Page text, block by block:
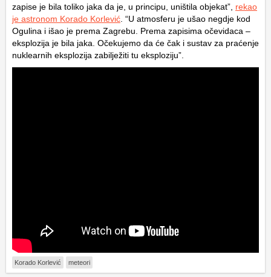
zapise je bila toliko jaka da je, u principu, uništila objekat”, rekao
je astronom Korado Korlević . “U atmosferu je ušao negdje kod
Ogulina i išao je prema Zagrebu. Prema zapisima očevidaca –
eksplozija je bila jaka. Očekujemo da će čak i sustav za praćenje
nuklearnih eksplozija zabilježiti tu eksploziju”.
Korado Korlević meteori